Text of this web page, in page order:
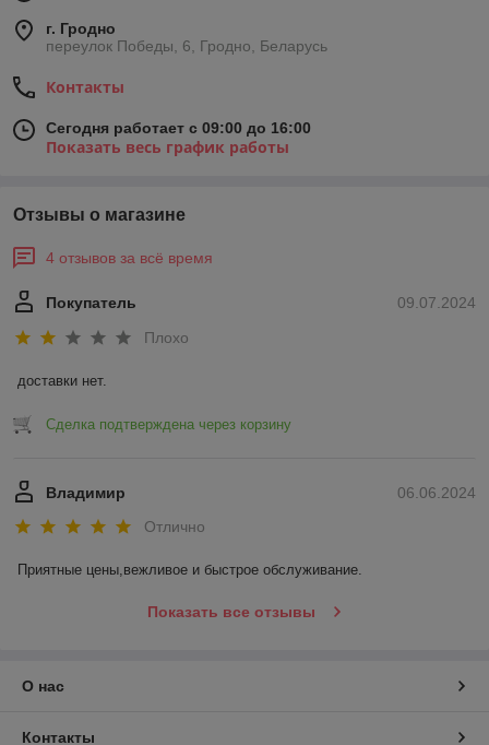
г. Гродно
переулок Победы, 6, Гродно, Беларусь
Контакты
Сегодня работает с 09:00 до 16:00
Показать весь график работы
Отзывы о магазине
4 отзывов за всё время
09.07.2024
Покупатель
Плохо
доставки нет.
Сделка подтверждена через корзину
06.06.2024
Владимир
Отлично
Приятные цены,вежливое и быстрое обслуживание.
Показать все отзывы
О нас
Контакты